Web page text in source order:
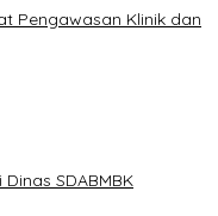
Pengawasan Klinik dan
SDABMBK